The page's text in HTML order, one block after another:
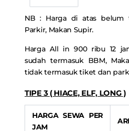
NB : Harga di atas belum
Parkir, Makan Supir.
Harga All in 900 ribu 12
sudah termasuk BBM,
tidak termasuk tiket dan
TIPE 3 ( HIACE, ELF, LONG )
HARGA SEWA PER
JAM